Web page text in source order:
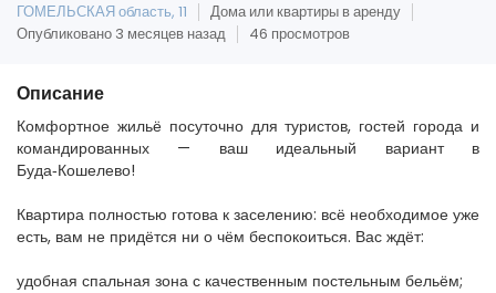
ГОМЕЛЬСКАЯ область, 11
Дома или квартиры в аренду
Опубликовано 3 месяцев назад
46 просмотров
Описание
Комфортное жильё посуточно для туристов, гостей города и
командированных — ваш идеальный вариант в
Буда‑Кошелево!
Квартира полностью готова к заселению: всё необходимое уже
есть, вам не придётся ни о чём беспокоиться. Вас ждёт:
удобная спальная зона с качественным постельным бельём;